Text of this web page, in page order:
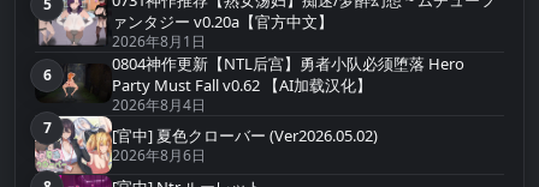
第5名
ァンタジー v0.20a【官方中文】
2026年8月1日
第6名
6
0804神作更新【NTL后宫】勇者小队必须堕落 Hero
Party Must Fall v0.62 【AI加载汉化】
2026年8月4日
第7名
7 [官中] 夏色クローバー (Ver2026.05.02)
2026年8月6日